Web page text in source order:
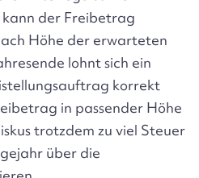
der Freibetrag
Höhe der erwarteten
lohnt sich ein
korrekt
in passender Höhe
trotzdem zu viel Steuer
über die